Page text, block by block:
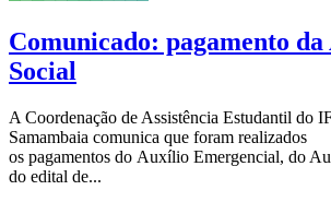
Comunicado: pagamento da
Social
A Coordenação de Assistência Estudantil do
Samambaia comunica que foram realizados
os pagamentos do Auxílio Emergencial, do
do edital de...